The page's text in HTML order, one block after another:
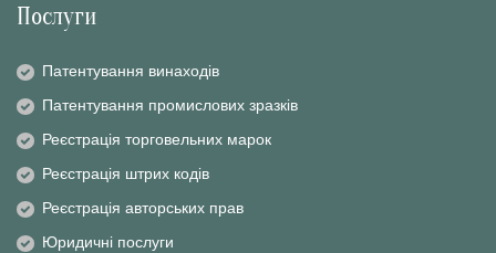
Послуги
Патентування винаходів
Патентування промислових зразків
Реєстрація торговельних марок
Реєстрація штрих кодів
Реєстрація авторських прав
Юридичні послуги